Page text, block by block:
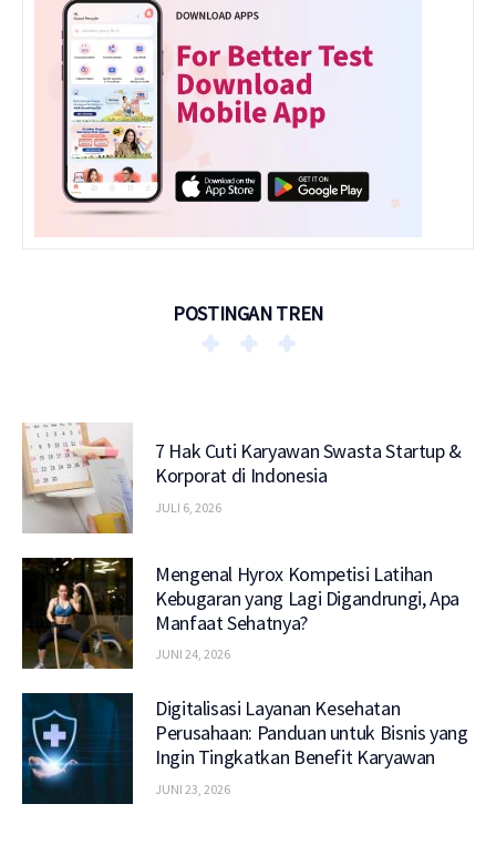
POSTINGAN TREN
7 Hak Cuti Karyawan Swasta Startup &
Korporat di Indonesia
JULI 6, 2026
Mengenal Hyrox Kompetisi Latihan
Kebugaran yang Lagi Digandrungi, Apa
Manfaat Sehatnya?
JUNI 24, 2026
Digitalisasi Layanan Kesehatan
Perusahaan: Panduan untuk Bisnis yang
Ingin Tingkatkan Benefit Karyawan
JUNI 23, 2026